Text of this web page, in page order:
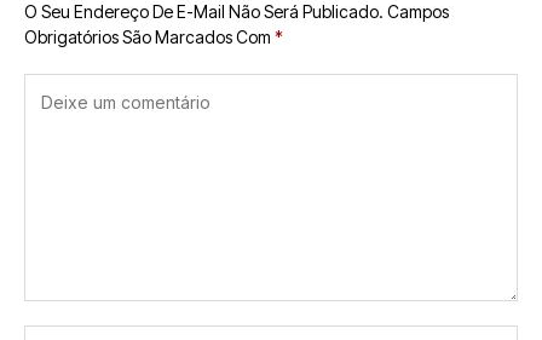
O Seu Endereço De E-Mail Não Será Publicado. Campos
Obrigatórios São Marcados Com *